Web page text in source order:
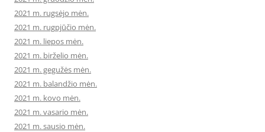
2021 m. rugsėjo mėn.
2021 m. rugpjūčio mėn.
2021 m. liepos mėn.
2021 m. birželio mėn.
2021 m. gegužės mėn.
2021 m. balandžio mėn.
2021 m. kovo mėn.
2021 m. vasario mėn.
2021 m. sausio mėn.